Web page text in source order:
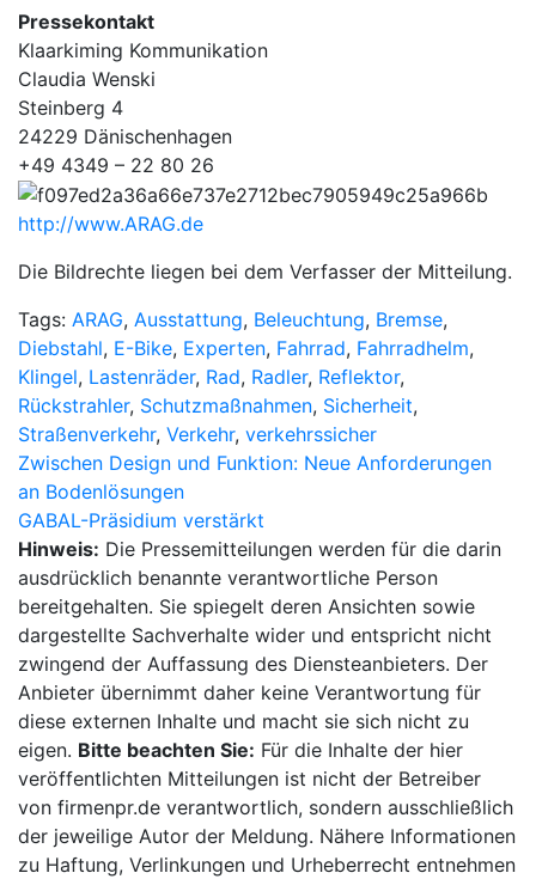
Pressekontakt
Klaarkiming Kommunikation
Claudia Wenski
Steinberg 4
24229 Dänischenhagen
+49 4349 – 22 80 26
http://www.ARAG.de
Die Bildrechte liegen bei dem Verfasser der Mitteilung.
Tags: ARAG, Ausstattung, Beleuchtung, Bremse,
Diebstahl, E-Bike, Experten, Fahrrad, Fahrradhelm,
Klingel, Lastenräder, Rad, Radler, Reflektor,
Rückstrahler, Schutzmaßnahmen, Sicherheit,
Straßenverkehr, Verkehr, verkehrssicher
Beitragsnavigation
Zwischen Design und Funktion: Neue Anforderungen
an Bodenlösungen
GABAL-Präsidium verstärkt
Hinweis: Die Pressemitteilungen werden für die darin
ausdrücklich benannte verantwortliche Person
bereitgehalten. Sie spiegelt deren Ansichten sowie
dargestellte Sachverhalte wider und entspricht nicht
zwingend der Auffassung des Diensteanbieters. Der
Anbieter übernimmt daher keine Verantwortung für
diese externen Inhalte und macht sie sich nicht zu
eigen. Bitte beachten Sie: Für die Inhalte der hier
veröffentlichten Mitteilungen ist nicht der Betreiber
von firmenpr.de verantwortlich, sondern ausschließlich
der jeweilige Autor der Meldung. Nähere Informationen
zu Haftung, Verlinkungen und Urheberrecht entnehmen